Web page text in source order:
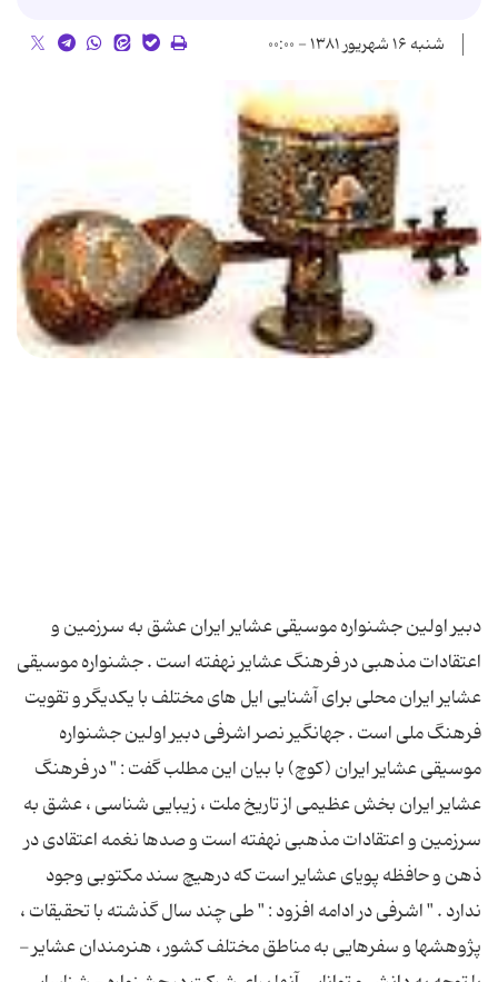
شنبه ۱۶ شهریور ۱۳۸۱ - ۰۰:۰۰
دبیر اولین جشنواره موسیقی عشایر ایران عشق به سرزمین و
اعتقادات مذهبی در فرهنگ عشایر نهفته است . جشنواره موسیقی
عشایر ایران محلی برای آشنایی ایل های مختلف با یکدیگر و تقویت
فرهنگ ملی است . جهانگیر نصر اشرفی دبیر اولین جشنواره
موسیقی عشایر ایران (کوچ) با بیان این مطلب گفت : " در فرهنگ
عشایر ایران بخش عظیمی از تاریخ ملت ، زیبایی شناسی ، عشق به
سرزمین و اعتقادات مذهبی نهفته است و صدها نغمه اعتقادی در
ذهن و حافظه پویای عشایر است که درهیچ سند مکتوبی وجود
ندارد . " اشرفی در ادامه افزود : " طی چند سال گذشته با تحقیقات ،
پژوهشها و سفرهایی به مناطق مختلف کشور ، هنرمندان عشایر -